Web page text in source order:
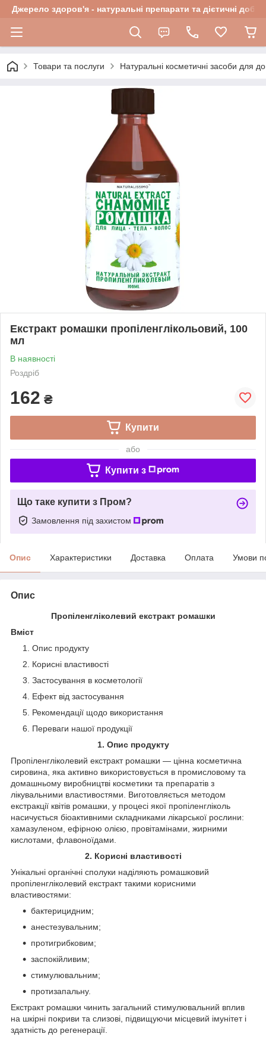
Джерело здоров'я - натуральні препарати та дієтичні
Товари та послуги Натуральні косметичні засоби для
Екстракт ромашки пропіленглікольовий, 100
мл
В наявності
Роздріб
162 ₴
Купити
або
Купити з
Що таке купити з Пром?
Замовлення під захистом
Опис Характеристики Доставка Оплата Умови
Опис
Пропіленгліколевий екстракт ромашки
Вміст
Опис продукту
Корисні властивості
Застосування в косметології
Ефект від застосування
Рекомендації щодо використання
Переваги нашої продукції
1. Опис продукту
Пропіленгліколевий екстракт ромашки — цінна косметична
сировина, яка активно використовується в промисловому та
домашньому виробництві косметики та препаратів з
лікувальними властивостями. Виготовляється методом
екстракції квітів ромашки, у процесі якої пропіленгліколь
насичується біоактивними складниками лікарської рослини:
хамазуленом, ефірною олією, провітамінами, жирними
кислотами, флавоноїдами.
2. Корисні властивості
Унікальні органічні сполуки наділяють ромашковий
пропіленгліколевий екстракт такими корисними
властивостями:
бактерицидним;
анестезувальним;
протигрибковим;
заспокійливим;
стимулювальним;
протизапальну.
Екстракт ромашки чинить загальний стимулювальний вплив
на шкірні покриви та слизові, підвищуючи місцевий імунітет і
здатність до регенерації.